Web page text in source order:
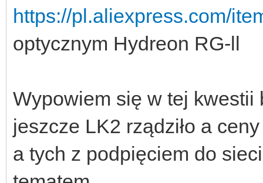
https://pl.aliexpress.com/
optycznym Hydreon RG-ll
Wypowiem się w tej kwestii
jeszcze LK2 rządziło a
a tych z podpięciem do